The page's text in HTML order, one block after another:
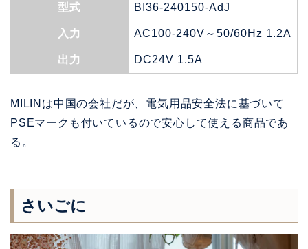
型式 BI36-240150-AdJ
入力 AC100-240V～50/60Hz 1.2A
出力 DC24V 1.5A
MILINは中国の会社だが、電気用品安全法に基づいて
PSEマークも付いているので安心して使える商品であ
る。
さいごに